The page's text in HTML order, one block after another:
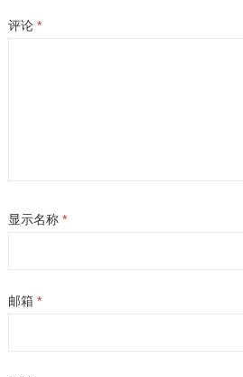
评论 *
显示名称 *
邮箱 *